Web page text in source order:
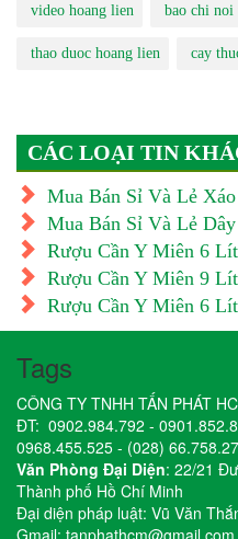
video hoang lien bao chi noi
thao duoc hoang lien cay
CÁC LOẠI TIN
Mua Bán Sỉ Và Lẻ Xáo
Mua Bán Sỉ Và Lẻ
Rượu Cần Y Miên 6
Rượu Cần Y Miên 9 Lít
Rượu Cần Y Miên 6 Lít
Tags
CÔNG TY TNHH TẤN PHÁT
ĐT: 0902.984.792 -
0968.455.525 - (028)
Văn Phòng Đại Diện: 22/21
Thành phố Hồ Chí Minh
Đại diện pháp luật: Vũ Văn